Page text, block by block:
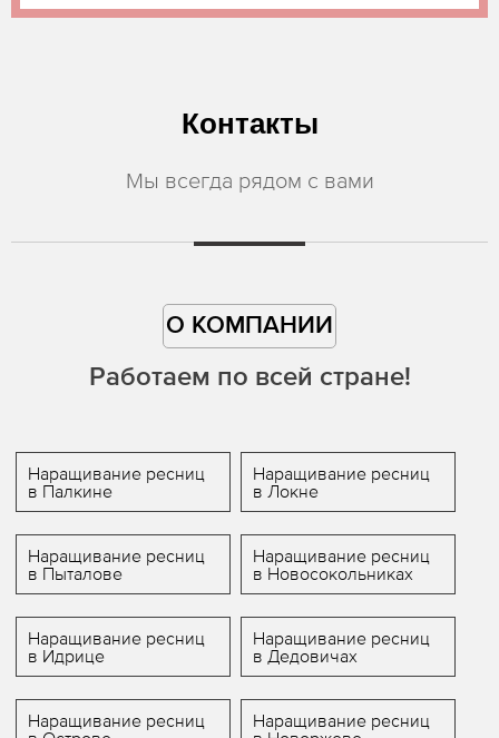
Контакты
Мы всегда рядом с вами
О КОМПАНИИ
Работаем по всей стране!
Наращивание ресниц
в Палкине
Наращивание ресниц
в Локне
Наращивание ресниц
в Пыталове
Наращивание ресниц
в Новосокольниках
Наращивание ресниц
в Идрице
Наращивание ресниц
в Дедовичах
Наращивание ресниц
Наращивание ресниц